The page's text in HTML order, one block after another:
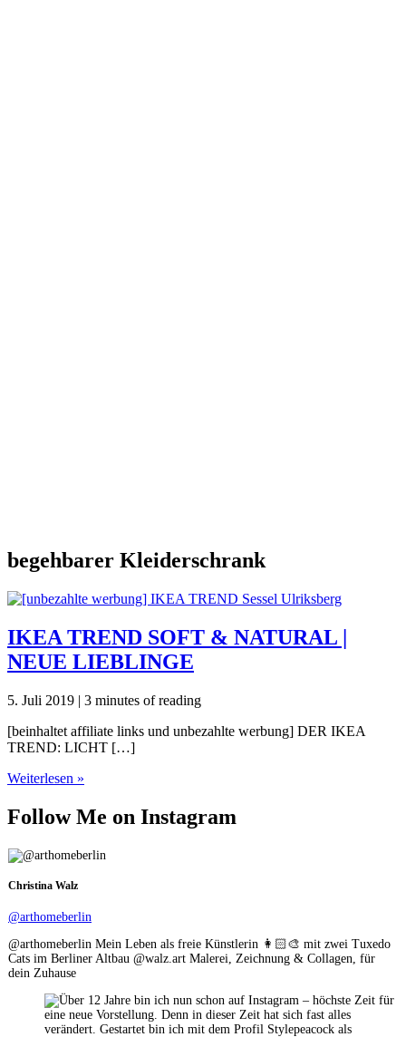
begehbarer Kleiderschrank
IKEA TREND SOFT & NATURAL |
NEUE LIEBLINGE
5. Juli 2019 | 3 minutes of reading
[beinhaltet affiliate links und unbezahlte werbung] DER IKEA
TREND: LICHT […]
IKEA
SOFT
&
LIEBLINGE
Weiterlesen »
Follow Me on Instagram
Christina Walz
@arthomeberlin
@arthomeberlin Mein Leben als freie Künstlerin 👩🏻‍🎨 mit zwei Tuxedo
Cats im Berliner Altbau @walz.art Malerei, Zeichnung & Collagen, für
dein Zuhause